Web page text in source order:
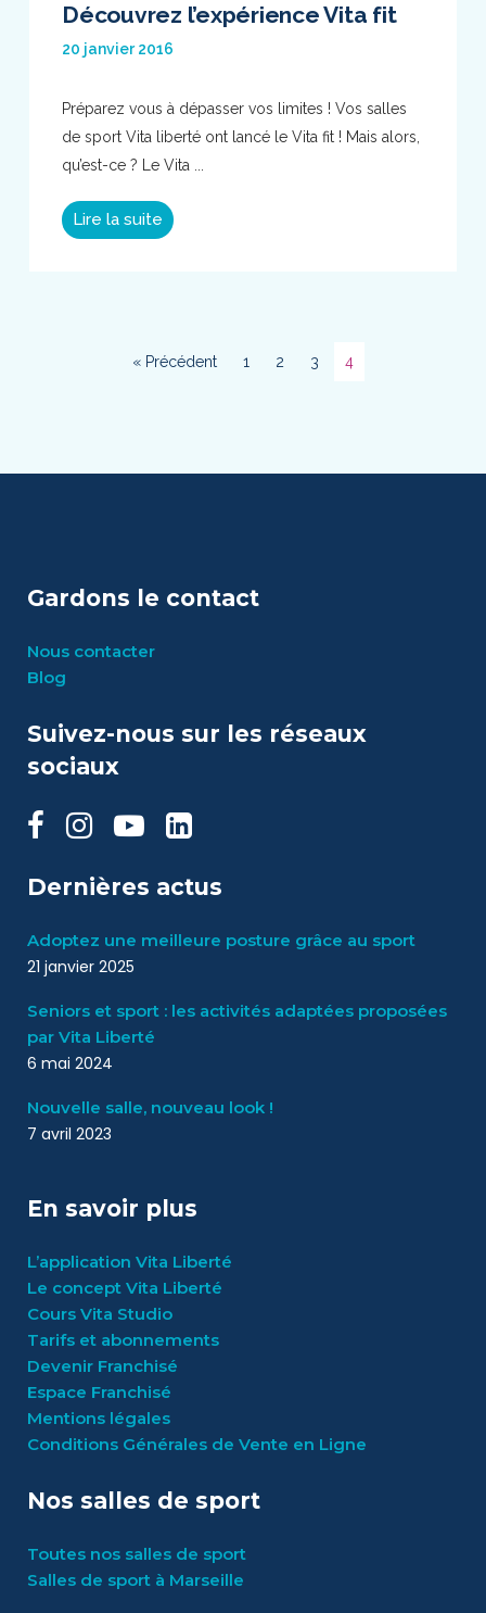
Découvrez l’expérience Vita fit
20 janvier 2016
Préparez vous à dépasser vos limites ! Vos salles
de sport Vita liberté ont lancé le Vita fit ! Mais alors,
qu’est-ce ? Le Vita ...
Lire la suite
« Précédent 1 2 3 4
Gardons le contact
Nous contacter
Blog
Suivez-nous sur les réseaux
sociaux
Dernières actus
Adoptez une meilleure posture grâce au sport
21 janvier 2025
Seniors et sport : les activités adaptées proposées
par Vita Liberté
6 mai 2024
Nouvelle salle, nouveau look !
7 avril 2023
En savoir plus
L’application Vita Liberté
Le concept Vita Liberté
Cours Vita Studio
Tarifs et abonnements
Devenir Franchisé
Espace Franchisé
Mentions légales
Conditions Générales de Vente en Ligne
Nos salles de sport
Toutes nos salles de sport
Salles de sport à Marseille